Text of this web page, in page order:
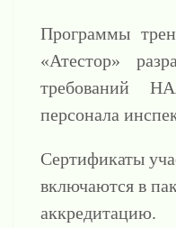
Программы
«Атестор»
требований
персонала
Сертификаты
включаются в
аккредитацию.